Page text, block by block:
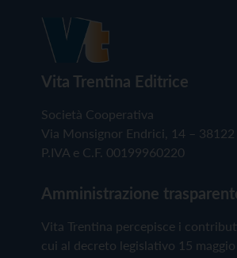
Vita Trentina Editrice
Società Cooperativa
Via Monsignor Endrici, 14 – 38122
P.IVA e C.F. 00199960220
Amministrazione
Vita Trentina percepisce i
cui al decreto legislativo 15